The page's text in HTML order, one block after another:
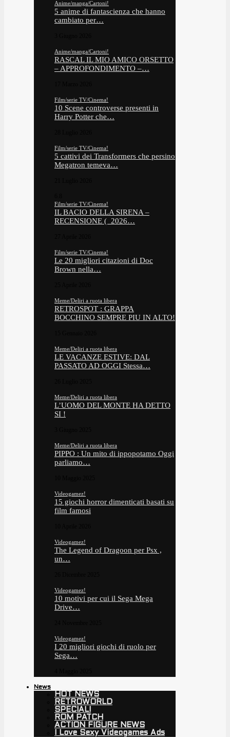
Anime/manga/Cartoni!
5 anime di fantascienza che hanno
cambiato per…
Anime/manga/Cartoni!
RASCAL IL MIO AMICO ORSETTO
– APPROFONDIMENTO –…
Film/serie TV/Cinema!
10 Scene controverse presenti in
Harry Potter che…
Film/serie TV/Cinema!
5 cattivi dei Transformers che persino
Megatron temeva…
Film/serie TV/Cinema!
IL BACIO DELLA SIRENA –
RECENSIONE ( 2026…
Film/serie TV/Cinema!
Le 20 migliori citazioni di Doc
Brown nella…
Meme/Deliri a ruota libera
RETROSPOT : GRAPPA
BOCCHINO SEMPRE PIU IN ALTO!
Meme/Deliri a ruota libera
LE VACANZE ESTIVE: DAL
PASSATO AD OGGI Stessa…
Meme/Deliri a ruota libera
L’UOMO DEL MONTE HA DETTO
SI !
Meme/Deliri a ruota libera
PIPPO : Un mito di ippopotamo Oggi
parliamo…
Videogamez!
15 giochi horror dimenticati basati su
film famosi
Videogamez!
The Legend of Dragoon per Psx ,
un…
Videogamez!
10 motivi per cui il Sega Mega
Drive…
Videogamez!
I 20 migliori giochi di ruolo per
Sega…
News
HOT NEWS
RETROWORLD
SPECIALI
ROM PATCH
ACTION FIGURE NEWS
I Love Sexy Videogames Ads